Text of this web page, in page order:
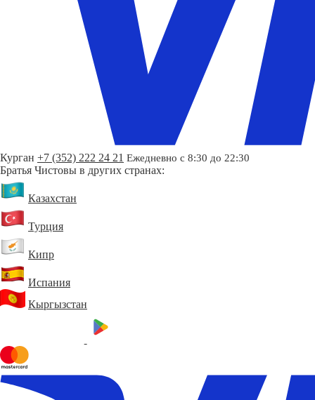
Курган +7 (352) 222 24 21 Ежедневно с 8:30 до 22:30
Братья Чистовы в других странах:
Казахстан
Турция
Кипр
Испания
Кыргызстан